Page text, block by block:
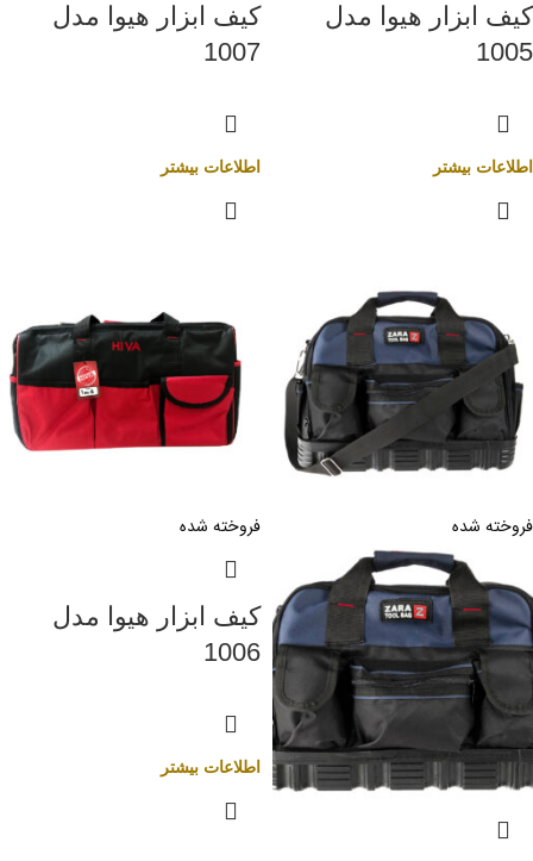
کیف ابزار هیوا مدل
1005
اطلاعات بیشتر
کیف ابزار هیوا مدل
1007
اطلاعات بیشتر
فروخته شده فروخته شده
کیف ابزار هیوا مدل
1006
اطلاعات بیشتر